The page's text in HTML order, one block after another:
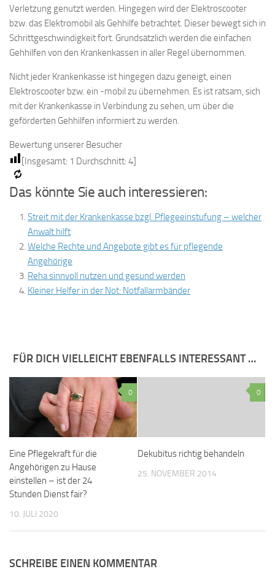
Verletzung genutzt werden. Hingegen wird der Elektroscooter
bzw. das Elektromobil als Gehhilfe betrachtet. Dieser bewegt sich in
Schrittgeschwindigkeit fort. Grundsätzlich werden die einfachen
Gehhilfen von den Krankenkassen in aller Regel übernommen.
Nicht jeder Krankenkasse ist hingegen dazu geneigt, einen
Elektroscooter bzw. ein -mobil zu übernehmen. Es ist ratsam, sich
mit der Krankenkasse in Verbindung zu sehen, um über die
geförderten Gehhilfen informiert zu werden.
Bewertung unserer Besucher
[Insgesamt: 1 Durchschnitt: 4]
Das könnte Sie auch interessieren:
Streit mit der Krankenkasse bzgl. Pflegeeinstufung – welcher
Anwalt hilft
Welche Rechte und Angebote gibt es für pflegende
Angehörige
Reha sinnvoll nutzen und gesund werden
Kleiner Helfer in der Not: Notfallarmbänder
FÜR DICH VIELLEICHT EBENFALLS INTERESSANT …
0
Eine Pflegekraft für die
Angehörigen zu Hause
einstellen – ist der 24
Stunden Dienst fair?
10. JULI 2020
0
Dekubitus richtig behandeln
25. NOVEMBER 2014
SCHREIBE EINEN KOMMENTAR